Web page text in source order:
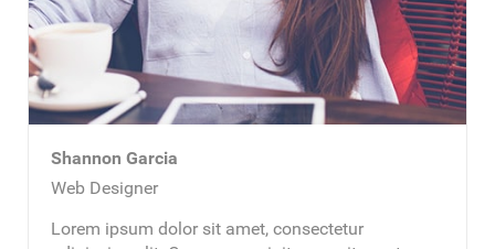
Shannon Garcia
Web Designer
Lorem ipsum dolor sit amet, consectetur